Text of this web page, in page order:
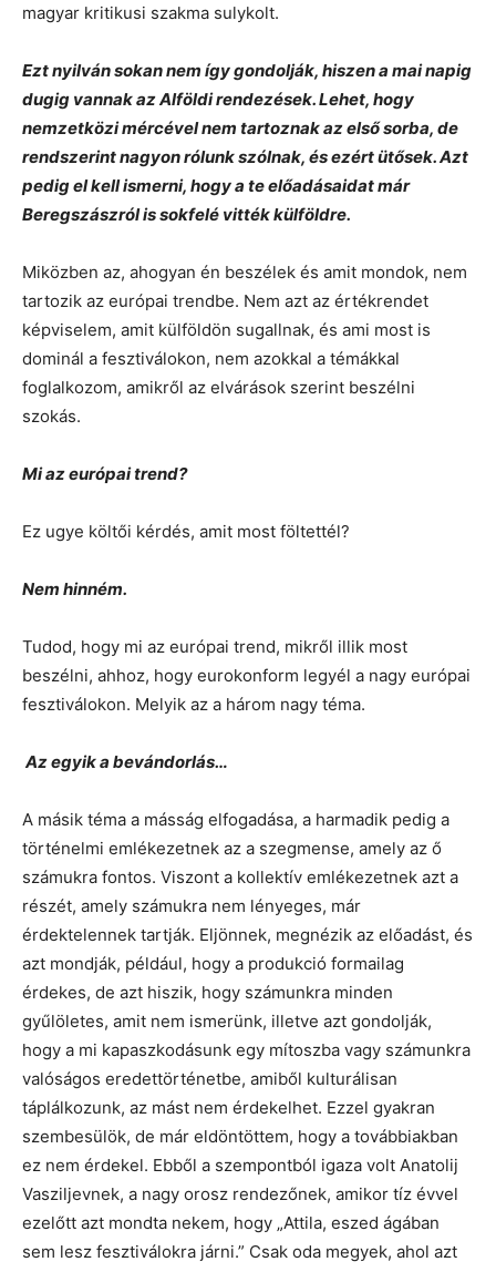
magyar kritikusi szakma sulykolt.
Ezt nyilván sokan nem így gondolják, hiszen a mai napig
dugig vannak az Alföldi rendezések. Lehet, hogy
nemzetközi mércével nem tartoznak az első sorba, de
rendszerint nagyon rólunk szólnak, és ezért ütősek. Azt
pedig el kell ismerni, hogy a te előadásaidat már
Beregszászról is sokfelé vitték külföldre.
Miközben az, ahogyan én beszélek és amit mondok, nem
tartozik az európai trendbe. Nem azt az értékrendet
képviselem, amit külföldön sugallnak, és ami most is
dominál a fesztiválokon, nem azokkal a témákkal
foglalkozom, amikről az elvárások szerint beszélni
szokás.
Mi az európai trend?
Ez ugye költői kérdés, amit most föltettél?
Nem hinném.
Tudod, hogy mi az európai trend, mikről illik most
beszélni, ahhoz, hogy eurokonform legyél a nagy európai
fesztiválokon. Melyik az a három nagy téma.
Az egyik a bevándorlás…
A másik téma a másság elfogadása, a harmadik pedig a
történelmi emlékezetnek az a szegmense, amely az ő
számukra fontos. Viszont a kollektív emlékezetnek azt a
részét, amely számukra nem lényeges, már
érdektelennek tartják. Eljönnek, megnézik az előadást, és
azt mondják, például, hogy a produkció formailag
érdekes, de azt hiszik, hogy számunkra minden
gyűlöletes, amit nem ismerünk, illetve azt gondolják,
hogy a mi kapaszkodásunk egy mítoszba vagy számunkra
valóságos eredettörténetbe, amiből kulturálisan
táplálkozunk, az mást nem érdekelhet. Ezzel gyakran
szembesülök, de már eldöntöttem, hogy a továbbiakban
ez nem érdekel. Ebből a szempontból igaza volt Anatolij
Vasziljevnek, a nagy orosz rendezőnek, amikor tíz évvel
ezelőtt azt mondta nekem, hogy „Attila, eszed ágában
sem lesz fesztiválokra járni.” Csak oda megyek, ahol azt